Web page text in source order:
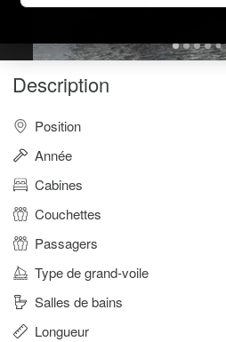
Description
Position
Année
Cabines
Couchettes
Passagers
Type de grand-voile
Salles de bains
Longueur